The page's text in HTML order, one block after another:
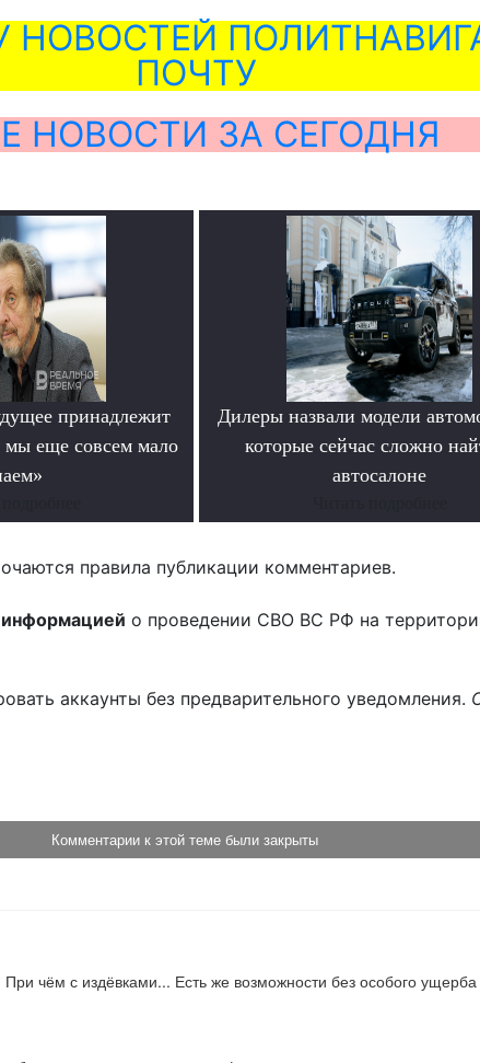
ПОЧТУ
НОВОСТИ ЗА СЕГОДНЯ
принадлежит
еще совсем мало
Дилеры назвали модели
которые сейчас сложно
автосалоне
правила публикации комментариев.
о проведении СВО ВС РФ на
аккаунты без предварительного уведомления.
Комментарии к этой теме были закрыты
чём с издёвками... Есть же возможности без особого